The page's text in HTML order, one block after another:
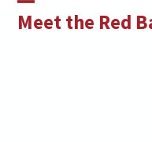
Meet the Red
Open
Close